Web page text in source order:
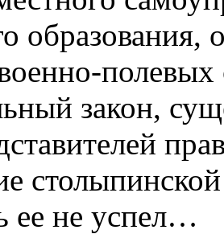
закон,
ее не успел…